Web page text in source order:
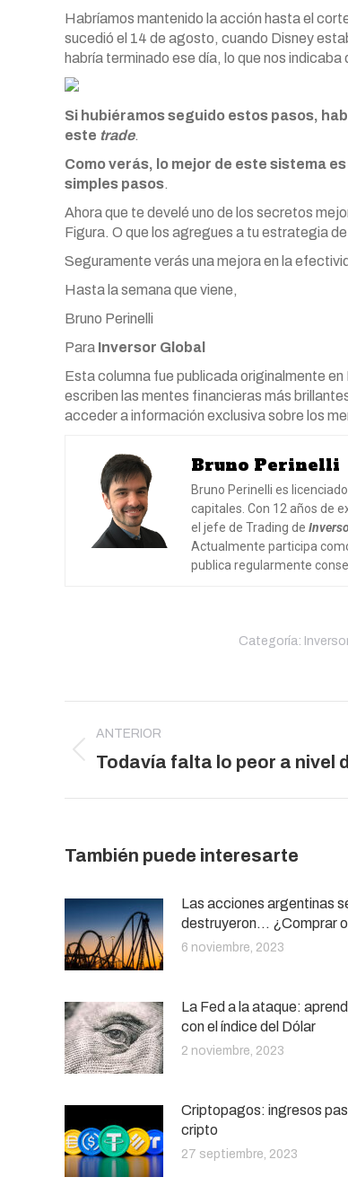
Habríamos mantenido la acción hasta el
sucedió el 14 de agosto, cuando Disney
habría terminado ese día, lo que nos indicaba
Si hubiéramos seguido estos pasos,
este trade.
Como verás, lo mejor de este sistema
simples pasos.
Ahora que te develé uno de los secretos
Figura. O que los agregues a tu estrategia
Seguramente verás una mejora en la
Hasta la semana que viene,
Bruno Perinelli
Para Inversor Global
Esta columna fue publicada originalmente
escriben las mentes financieras más
acceder a información exclusiva sobre los
Bruno Perinelli
Bruno Perinelli es
capitales. Con 12 años de
el jefe de Trading de
Actualmente participa
publica regularmente
Categoría:
entre
publicaciones
ANTERIOR
Publicación
Todavía falta lo peor a nivel
También puede interesarte
Las acciones argentinas
destruyeron… ¿Comprar
6 noviembre, 2023
La Fed a la ataque:
con el índice del Dólar
2 noviembre, 2023
Criptopagos: ingresos
cripto
27 septiembre, 2023